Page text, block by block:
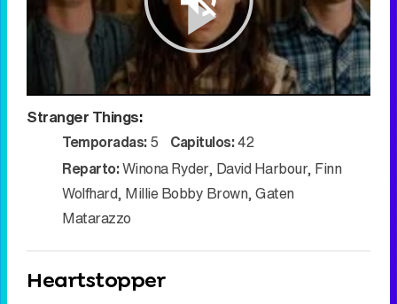
Play
Video
Stranger Things:
Temporadas:5 Capitulos:42
Reparto:Winona Ryder, David Harbour, Finn
Wolfhard, Millie Bobby Brown,Gaten
Matarazzo
Heartstopper